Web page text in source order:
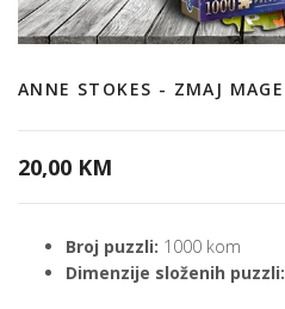
ANNE STOKES - ZMAJ MAGE
20,00 KM
Broj puzzli: 1000 kom
Dimenzije složenih puzzli: